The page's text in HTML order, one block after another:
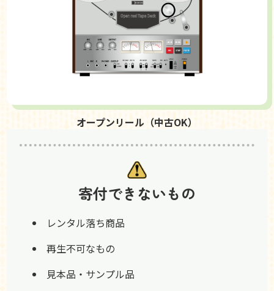
オープンリール（中古OK）
寄付できないもの
レンタル落ち商品
再生不可なもの
見本品・サンプル品